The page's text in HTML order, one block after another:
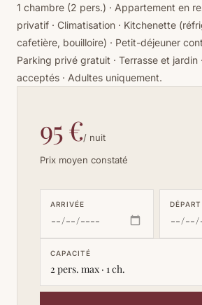
1 chambre (2 pers.) · Appartement en
privatif · Climatisation · Kitchenette
cafetière, bouilloire) · Petit-déjeuner
Parking privé gratuit · Terrasse et jardin
acceptés · Adultes uniquement.
95 €/ nuit
Prix moyen constaté
ARRIVÉE DÉPART
CAPACITÉ
2 pers. max · 1 ch.